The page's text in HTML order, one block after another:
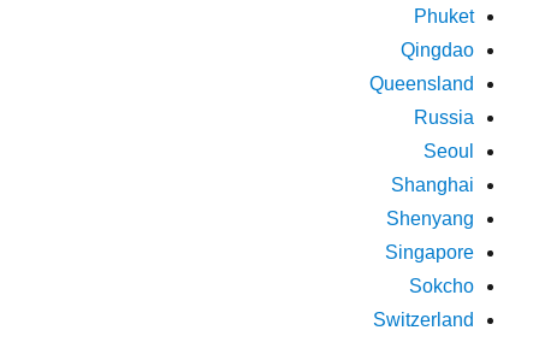
Phuket
Qingdao
Queensland
Russia
Seoul
Shanghai
Shenyang
Singapore
Sokcho
Switzerland